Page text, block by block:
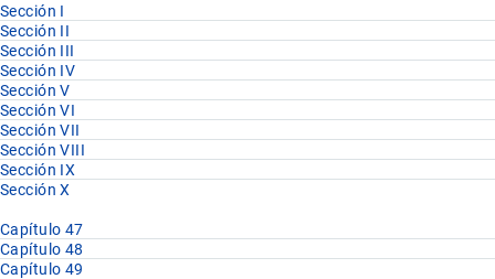
Sección I
Sección II
Sección III
Sección IV
Sección V
Sección VI
Sección VII
Sección VIII
Sección IX
Sección X
Capítulo 47
Capítulo 48
Capítulo 49